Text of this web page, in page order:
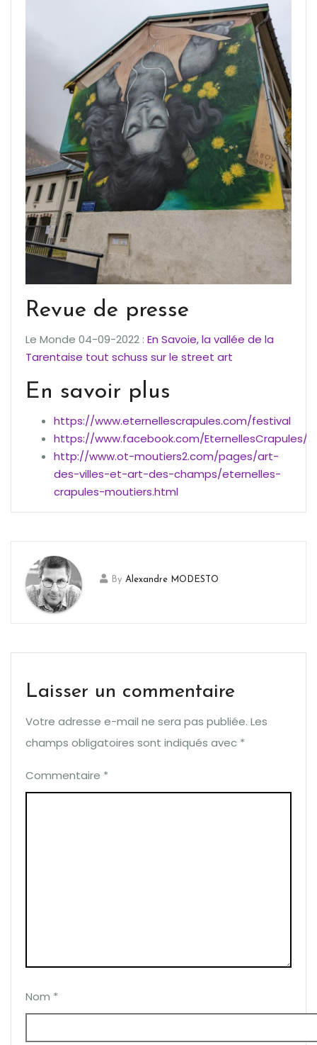
Revue de presse
Le Monde 04-09-2022 : En Savoie, la vallée de la
Tarentaise tout schuss sur le street art
En savoir plus
https://www.eternellescrapules.com/festival
https://www.facebook.com/EternellesCrapules/
http://www.ot-moutiers2.com/pages/art-
des-villes-et-art-des-champs/eternelles-
crapules-moutiers.html
By Alexandre MODESTO
Laisser un commentaire
Votre adresse e-mail ne sera pas publiée. Les
champs obligatoires sont indiqués avec *
Commentaire *
Nom *